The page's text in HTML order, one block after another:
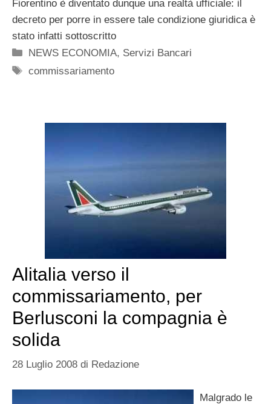
Fiorentino è diventato dunque una realtà ufficiale: il
decreto per porre in essere tale condizione giuridica è
stato infatti sottoscritto
Categorie
NEWS ECONOMIA, Servizi Bancari
Tag
commissariamento
Alitalia verso il
commissariamento, per
Berlusconi la compagnia è
solida
28 Luglio 2008 di Redazione
Malgrado le